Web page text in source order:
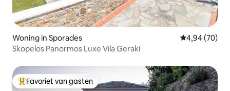
Woning in Sporades Gemiddelde
4,94 (70)
Skopelos Panormos Luxe Vila Geraki
Topfavoriet van gasten
Favoriet van gasten